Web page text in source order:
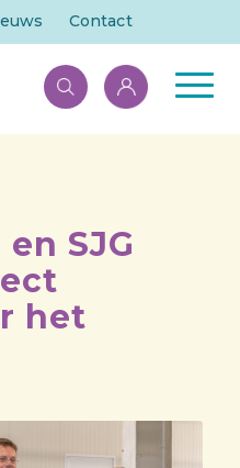
Contact
SJG
het